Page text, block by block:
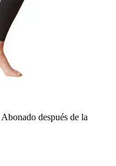
Abonado después de la